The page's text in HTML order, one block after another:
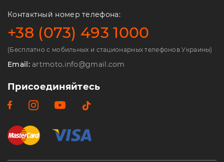
Контактный номер телефона:
+38 (073) 493 1000
(Бесплатно с мобильных и стационарных телефонов Украины)
Email:artmoto.info@gmail.com
Присоединяйтесь